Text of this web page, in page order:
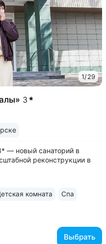
1/29
3
— новый санаторий в
реконструкции в
Выбрать
комната Спа